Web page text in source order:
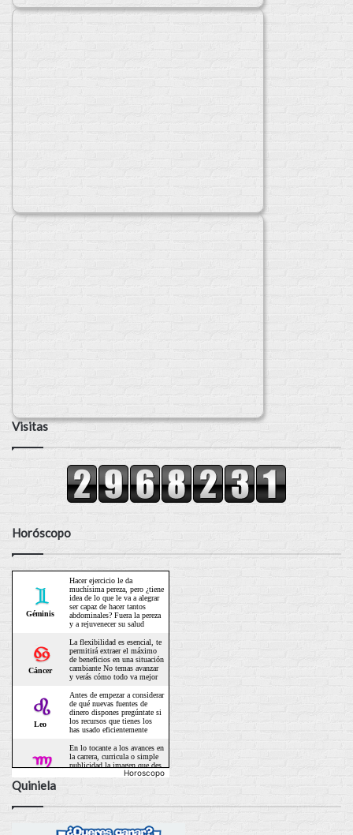
Visitas
Horóscopo
Horoscopo
Quiniela